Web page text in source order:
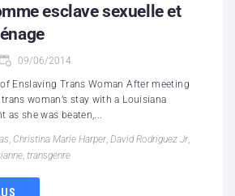
esclave sexuelle et
09/06/2014
Enslaving Trans Woman After meeting
woman’s stay with a Louisiana
as she was beaten,...
, Christina Marie Harper, David Rodriguez Jr,
, transgenre